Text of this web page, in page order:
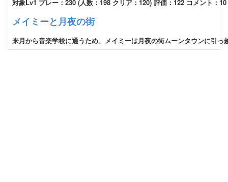
対象Lv1 プレー：230 (人数：198 クリア：120) 評価：122 コメント：10
メイミーと月夜の街
来月から音楽学校に通うため、メイミーは月夜の街ムーンタウンに引っ